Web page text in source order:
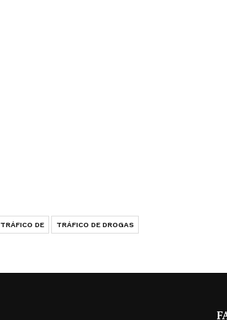
TRÁFICO DE TRÁFICO DE DROGAS